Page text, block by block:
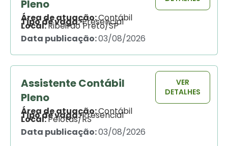
Pleno
Área de atuação:Contábil
Tipo de vaga:Presencial
Local:Ribeirão Preto/SP
Data publicação:03/08/2026
Assistente Contábil
Pleno
Área de atuação:Contábil
Tipo de vaga:Presencial
Local:Pelotas/RS
Data publicação:03/08/2026
VER
DETALHES